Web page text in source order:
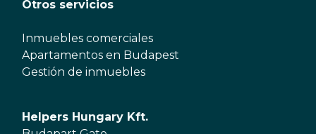
Otros servicios
Inmuebles comerciales
Apartamentos en Budapest
Gestión de inmuebles
Helpers Hungary Kft.